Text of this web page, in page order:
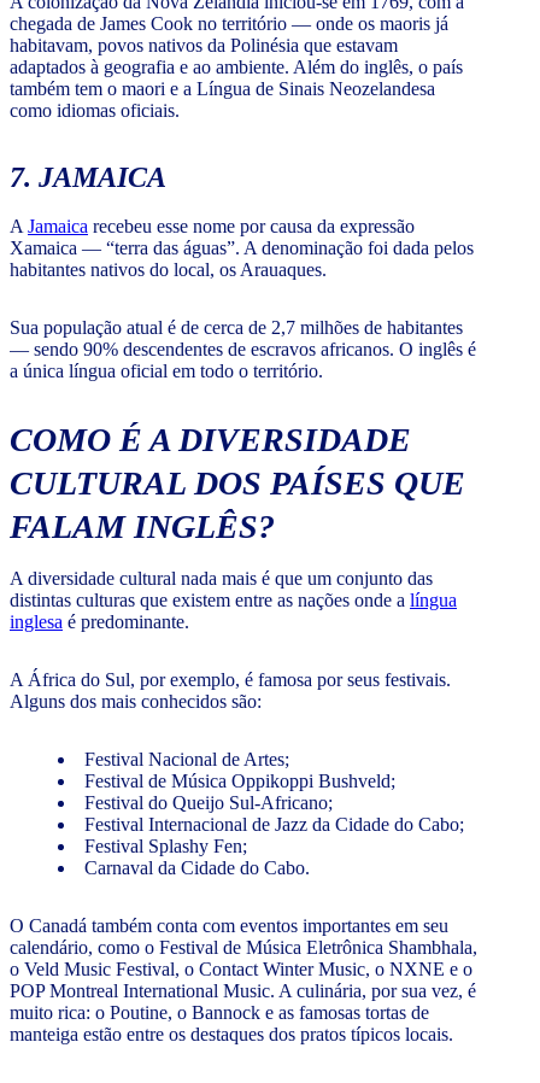
chegada de James Cook no território — onde os maoris já
habitavam, povos nativos da Polinésia que estavam
adaptados à geografia e ao ambiente. Além do inglês, o país
também tem o maori e a Língua de Sinais Neozelandesa
como idiomas oficiais.
7. JAMAICA
A Jamaica recebeu esse nome por causa da expressão
Xamaica — “terra das águas”. A denominação foi dada pelos
habitantes nativos do local, os Arauaques.
Sua população atual é de cerca de 2,7 milhões de habitantes
— sendo 90% descendentes de escravos africanos. O inglês é
a única língua oficial em todo o território.
COMO É A DIVERSIDADE
CULTURAL DOS PAÍSES QUE
FALAM INGLÊS?
A diversidade cultural nada mais é que um conjunto das
distintas culturas que existem entre as nações onde a língua
inglesa é predominante.
A África do Sul, por exemplo, é famosa por seus festivais.
Alguns dos mais conhecidos são:
Festival Nacional de Artes;
Festival de Música Oppikoppi Bushveld;
Festival do Queijo Sul-Africano;
Festival Internacional de Jazz da Cidade do Cabo;
Festival Splashy Fen;
Carnaval da Cidade do Cabo.
O Canadá também conta com eventos importantes em seu
calendário, como o Festival de Música Eletrônica Shambhala,
o Veld Music Festival, o Contact Winter Music, o NXNE e o
POP Montreal International Music. A culinária, por sua vez, é
muito rica: o Poutine, o Bannock e as famosas tortas de
manteiga estão entre os destaques dos pratos típicos locais.